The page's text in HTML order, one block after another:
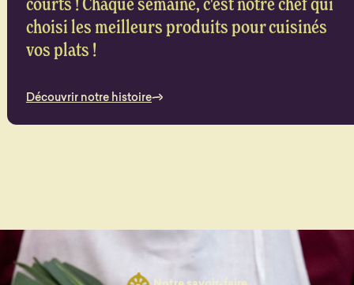
choisi les meilleurs produits pour cuisinés
vos plats !
Découvrir notre histoire